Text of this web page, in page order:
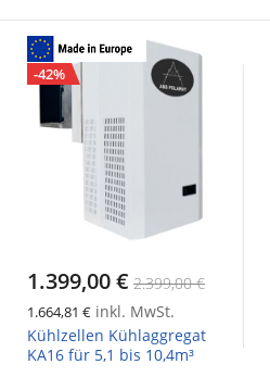
-42%
1.399,00 € 2.399,00 €
1.664,81 € inkl. MwSt.
Kühlzellen Kühlaggregat
KA16 für 5,1 bis 10,4m³